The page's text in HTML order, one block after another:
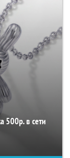
500р. в сети